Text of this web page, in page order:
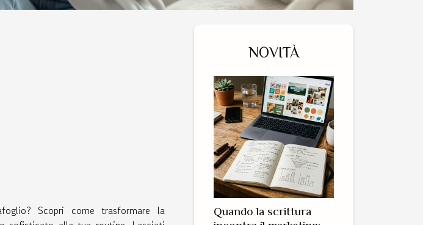
Scopri come trasformare la
NOVITÀ
Quando la scrittura